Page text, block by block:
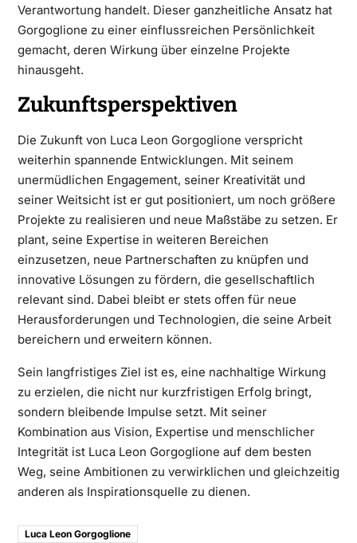
Verantwortung handelt. Dieser ganzheitliche Ansatz hat
Gorgoglione zu einer einflussreichen Persönlichkeit
gemacht, deren Wirkung über einzelne Projekte
hinausgeht.
Zukunftsperspektiven
Die Zukunft von Luca Leon Gorgoglione verspricht
weiterhin spannende Entwicklungen. Mit seinem
unermüdlichen Engagement, seiner Kreativität und
seiner Weitsicht ist er gut positioniert, um noch größere
Projekte zu realisieren und neue Maßstäbe zu setzen. Er
plant, seine Expertise in weiteren Bereichen
einzusetzen, neue Partnerschaften zu knüpfen und
innovative Lösungen zu fördern, die gesellschaftlich
relevant sind. Dabei bleibt er stets offen für neue
Herausforderungen und Technologien, die seine Arbeit
bereichern und erweitern können.
Sein langfristiges Ziel ist es, eine nachhaltige Wirkung
zu erzielen, die nicht nur kurzfristigen Erfolg bringt,
sondern bleibende Impulse setzt. Mit seiner
Kombination aus Vision, Expertise und menschlicher
Integrität ist Luca Leon Gorgoglione auf dem besten
Weg, seine Ambitionen zu verwirklichen und gleichzeitig
anderen als Inspirationsquelle zu dienen.
Luca Leon Gorgoglione